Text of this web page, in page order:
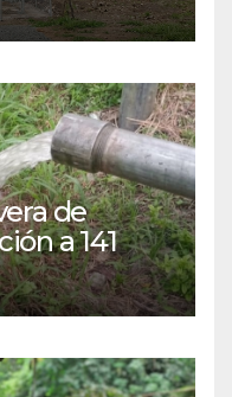
de
a 141